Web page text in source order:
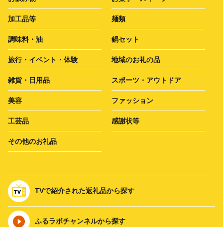
加工品等 麺類
調味料・油 鍋セット
旅行・イベント・体験 地域のお礼の品
雑貨・日用品 スポーツ・アウトドア
美容 ファッション
工芸品 感謝状等
その他のお礼品
TVで紹介された返礼品から探す
ふるラボチャンネルから探す